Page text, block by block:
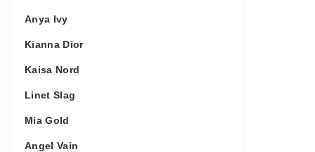
Anya Ivy
Kianna Dior
Kaisa Nord
Linet Slag
Mia Gold
Angel Vain